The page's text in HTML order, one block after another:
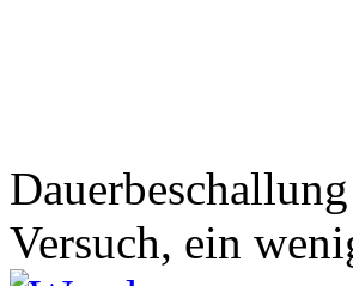
Versuch, ein